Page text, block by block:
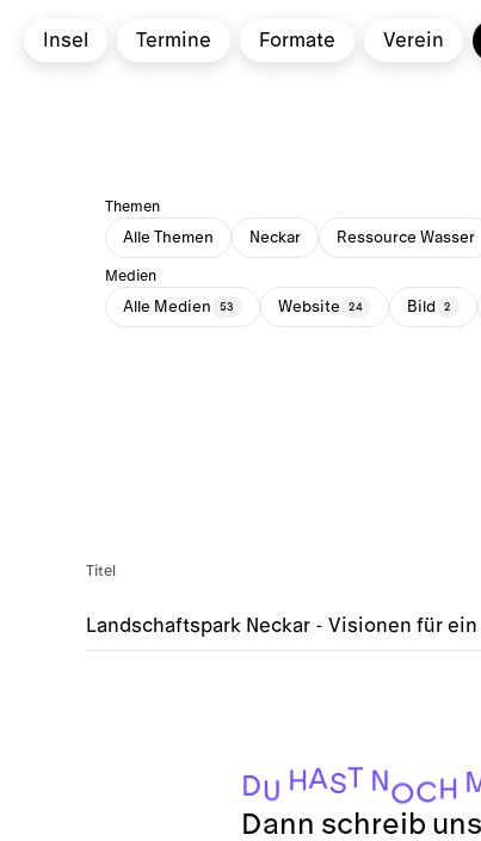
Insel Termine Formate Verein
Themen
Alle Themen Neckar Ressource Wasser
Medien
Alle Medien 53 Website 24 Bild 2
Titel
Landschaftspark Neckar - Visionen für
DU H AST NOCH
Dann schreib